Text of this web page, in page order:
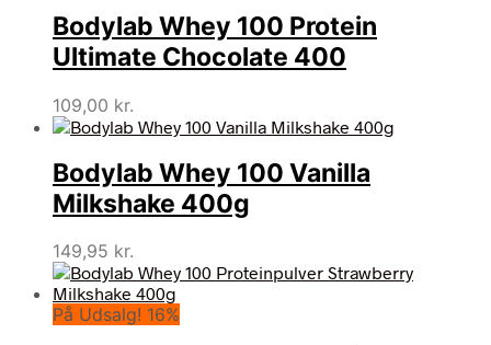
Bodylab Whey 100 Protein
Ultimate Chocolate 400
109,00 kr.
Bodylab Whey 100 Vanilla
Milkshake 400g
149,95 kr.
På Udsalg! 16%